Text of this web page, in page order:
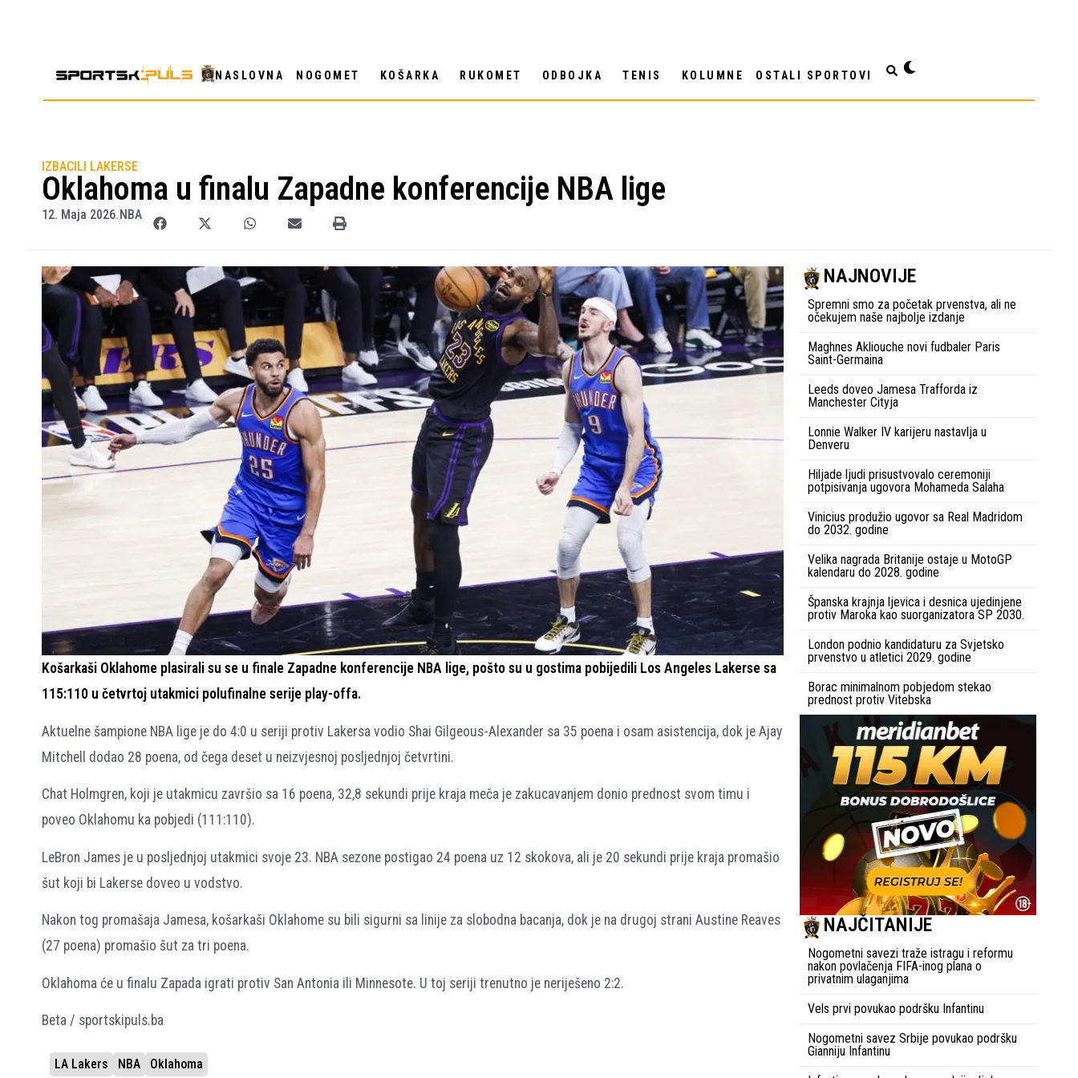
NASLOVNA NOGOMET KOŠARKA RUKOMET ODBOJKA TENIS KOLUMNE OSTALI SPORTOVI
IZBACILI LAKERSE
Oklahoma u finalu Zapadne konferencije NBA lige
12. Maja 2026.NBA
Košarkaši Oklahome plasirali su se u finale Zapadne konferencije NBA lige, pošto su u gostima pobijedili Los Angeles Lakerse sa
115:110 u četvrtoj utakmici polufinalne serije play-offa.
Aktuelne šampione NBA lige je do 4:0 u seriji protiv Lakersa vodio Shai Gilgeous-Alexander sa 35 poena i osam asistencija, dok je Ajay
Mitchell dodao 28 poena, od čega deset u neizvjesnoj posljednjoj četvrtini.
Chat Holmgren, koji je utakmicu završio sa 16 poena, 32,8 sekundi prije kraja meča je zakucavanjem donio prednost svom timu i
poveo Oklahomu ka pobjedi (111:110).
LeBron James je u posljednjoj utakmici svoje 23. NBA sezone postigao 24 poena uz 12 skokova, ali je 20 sekundi prije kraja promašio
šut koji bi Lakerse doveo u vodstvo.
Nakon tog promašaja Jamesa, košarkaši Oklahome su bili sigurni sa linije za slobodna bacanja, dok je na drugoj strani Austine Reaves
(27 poena) promašio šut za tri poena.
Oklahoma će u finalu Zapada igrati protiv San Antonia ili Minnesote. U toj seriji trenutno je neriješeno 2:2.
Beta / sportskipuls.ba
LA Lakers NBA Oklahoma
NAJNOVIJE
Spremni smo za početak prvenstva, ali ne
očekujem naše najbolje izdanje
Maghnes Akliouche novi fudbaler Paris
Saint-Germaina
Leeds doveo Jamesa Trafforda iz
Manchester Cityja
Lonnie Walker IV karijeru nastavlja u
Denveru
Hiljade ljudi prisustvovalo ceremoniji
potpisivanja ugovora Mohameda Salaha
Vinicius produžio ugovor sa Real Madridom
do 2032. godine
Velika nagrada Britanije ostaje u MotoGP
kalendaru do 2028. godine
Španska krajnja ljevica i desnica ujedinjene
protiv Maroka kao suorganizatora SP 2030.
London podnio kandidaturu za Svjetsko
prvenstvo u atletici 2029. godine
Borac minimalnom pobjedom stekao
prednost protiv Vitebska
NAJČITANIJE
Nogometni savezi traže istragu i reformu
nakon povlačenja FIFA-inog plana o
privatnim ulaganjima
Vels prvi povukao podršku Infantinu
Nogometni savez Srbije povukao podršku
Gianniju Infantinu